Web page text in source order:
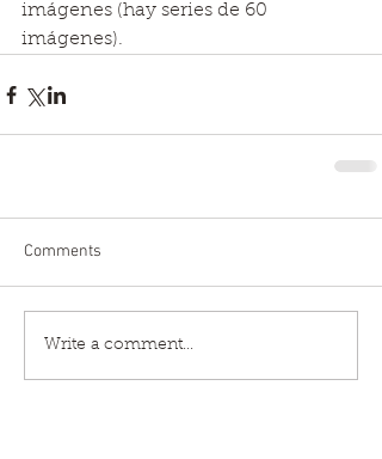
imágenes (hay series de 60
imágenes).
Comments
Write a comment...